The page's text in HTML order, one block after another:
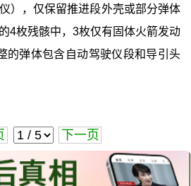
），仅保留推进段外壳或部分弹体
4枚残骸中，3枚仅有固体火箭发动
的弹体包含自动驾驶仪段和导引头
下一页